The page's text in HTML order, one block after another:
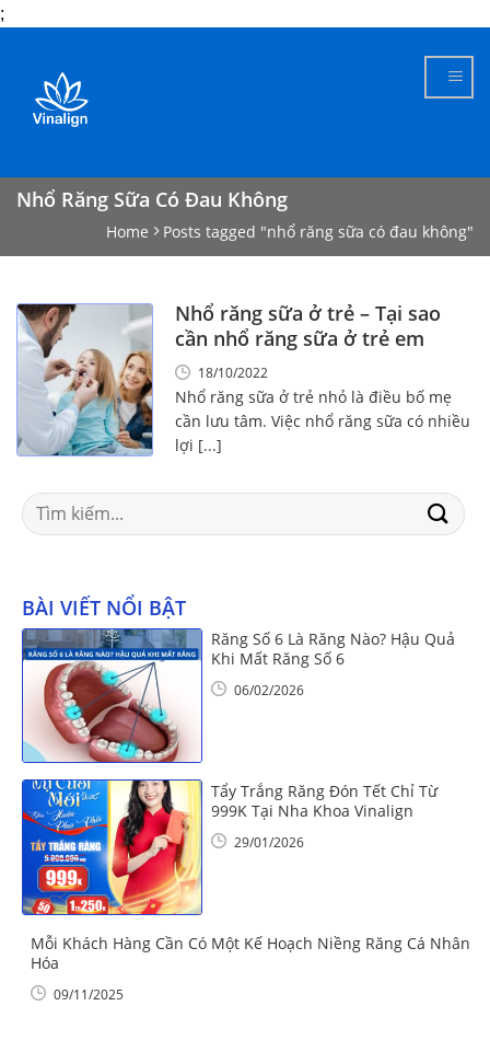
;
content
Nhổ Răng Sữa Có Đau Không
Home Posts tagged "nhổ răng sữa có đau không"
Nhổ răng sữa ở trẻ – Tại sao
cần nhổ răng sữa ở trẻ em
18/10/2022
Nhổ răng sữa ở trẻ nhỏ là điều bố mẹ
cần lưu tâm. Việc nhổ răng sữa có nhiều
lợi [...]
Search
for:
BÀI VIẾT NỔI BẬT
Răng Số 6 Là Răng Nào? Hậu Quả
Khi Mất Răng Số 6
06/02/2026
Tẩy Trắng Răng Đón Tết Chỉ Từ
999K Tại Nha Khoa Vinalign
29/01/2026
Mỗi Khách Hàng Cần Có Một Kế Hoạch Niềng Răng Cá Nhân
Hóa
09/11/2025